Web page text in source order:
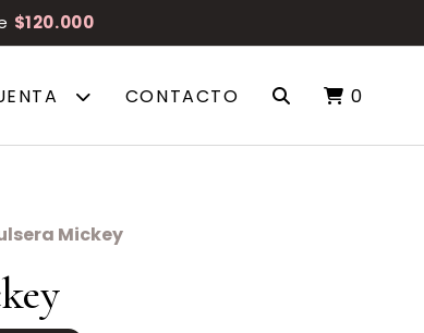
$120.000
CONTACTO 0
Mickey